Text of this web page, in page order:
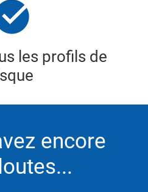
les profils de
encore